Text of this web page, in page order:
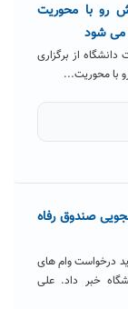
رو با محوریت
می شود
دانشگاه از برگزاری
با محوریت...
صندوق رفاه
درخواست وام های
خبر داد. علی